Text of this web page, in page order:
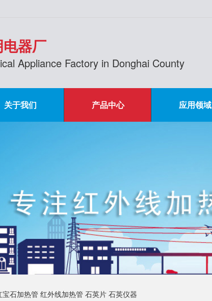
器厂
Appliance Factory in Donghai County
关于我们 产品中心 应用领域
宝石加热管 红外线加热管 石英片 石英仪器